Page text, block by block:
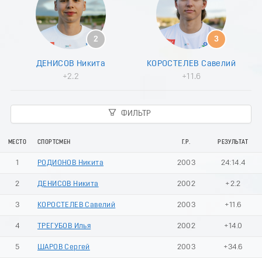
5
8
2
ДЕНИСОВ Никита
+2.2
3
КОРОСТЕЛЕВ Савелий
+11.6
ФИЛЬТР
МЕСТО СПОРТСМЕН Г.Р. РЕЗУЛЬТАТ
1 РОДИОНОВ Никита 2003 24:14.4
2 ДЕНИСОВ Никита 2002 +2.2
3 КОРОСТЕЛЕВ Савелий 2003 +11.6
4 ТРЕГУБОВ Илья 2002 +14.0
5 ШАРОВ Сергей 2003 +34.6